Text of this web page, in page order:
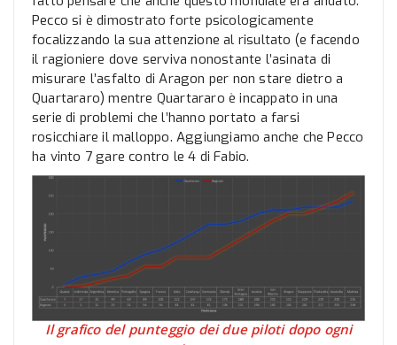
Pecco si è dimostrato forte psicologicamente
focalizzando la sua attenzione al risultato (e facendo
il ragioniere dove serviva nonostante l’asinata di
misurare l’asfalto di Aragon per non stare dietro a
Quartararo) mentre Quartararo è incappato in una
serie di problemi che l’hanno portato a farsi
rosicchiare il malloppo. Aggiungiamo anche che Pecco
ha vinto 7 gare contro le 4 di Fabio.
Il grafico del punteggio dei due piloti dopo ogni